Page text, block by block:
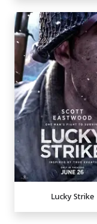
Lucky Strike